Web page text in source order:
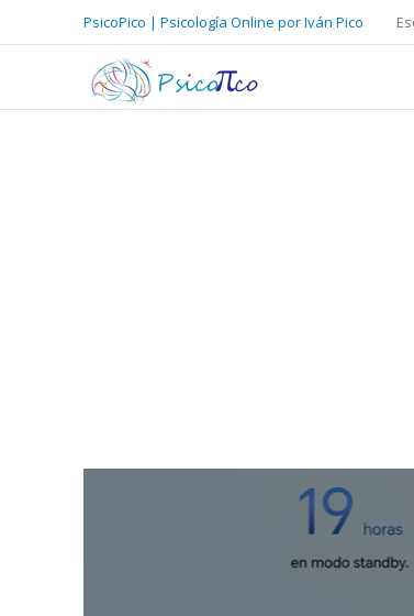
PsicoPico | Psicología Online por Iván Pico